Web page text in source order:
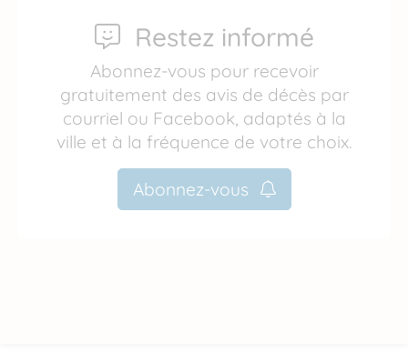
Restez informé
Abonnez-vous pour recevoir
gratuitement des avis de décès par
courriel ou Facebook, adaptés à la
ville et à la fréquence de votre choix.
Abonnez-vous